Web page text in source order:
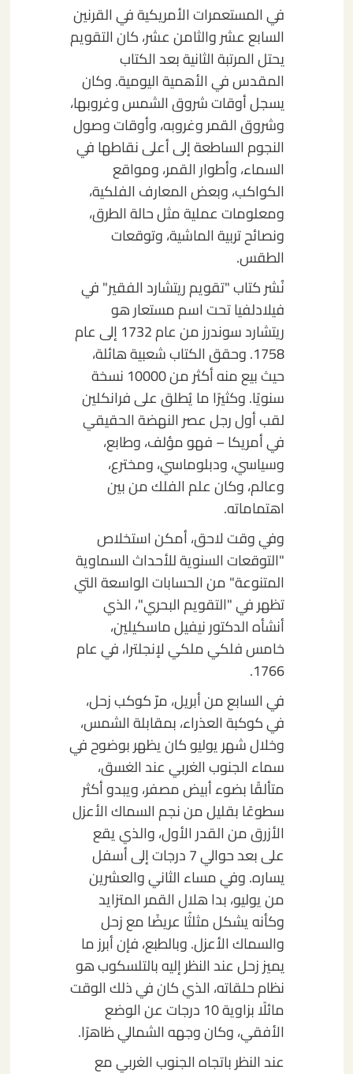
في المستعمرات الأمريكية في القرنين
السابع عشر والثامن عشر، كان التقويم
يحتل المرتبة الثانية بعد الكتاب
المقدس في الأهمية اليومية. وكان
يسجل أوقات شروق الشمس وغروبها،
وشروق القمر وغروبه، وأوقات وصول
النجوم الساطعة إلى أعلى نقاطها في
السماء، وأطوار القمر، ومواقع
الكواكب، وبعض المعارف الفلكية،
ومعلومات عملية مثل حالة الطرق،
ونصائح تربية الماشية، وتوقعات
الطقس.
نُشر كتاب "تقويم ريتشارد الفقير" في
فيلادلفيا تحت اسم مستعار هو
ريتشارد سوندرز من عام 1732 إلى عام
1758. وحقق الكتاب شعبية هائلة،
حيث بيع منه أكثر من 10000 نسخة
سنويًا. وكثيرًا ما يُطلق على فرانكلين
لقب أول رجل عصر النهضة الحقيقي
في أمريكا – فهو مؤلف، وطابع،
وسياسي، ودبلوماسي، ومخترع،
وعالم، وكان علم الفلك من بين
اهتماماته.
وفي وقت لاحق، أمكن استخلاص
"التوقعات السنوية للأحداث السماوية
المتنوعة" من الحسابات الواسعة التي
تظهر في "التقويم البحري"، الذي
أنشأه الدكتور نيفيل ماسكيلين،
خامس فلكي ملكي لإنجلترا، في عام
1766.
في السابع من أبريل، مرّ كوكب زحل،
في كوكبة العذراء، بمقابلة الشمس،
وخلال شهر يوليو كان يظهر بوضوح في
سماء الجنوب الغربي عند الغسق،
متألقًا بضوء أبيض مصفر، ويبدو أكثر
سطوعًا بقليل من نجم السماك الأعزل
الأزرق من القدر الأول، والذي يقع
على بعد حوالي 7 درجات إلى أسفل
يساره. وفي مساء الثاني والعشرين
من يوليو، بدا هلال القمر المتزايد
وكأنه يشكل مثلثًا عريضًا مع زحل
والسماك الأعزل. وبالطبع، فإن أبرز ما
يميز زحل عند النظر إليه بالتلسكوب هو
نظام حلقاته، الذي كان في ذلك الوقت
مائلًا بزاوية 10 درجات عن الوضع
الأفقي، وكان وجهه الشمالي ظاهرًا.
عند النظر باتجاه الجنوب الغربي مع